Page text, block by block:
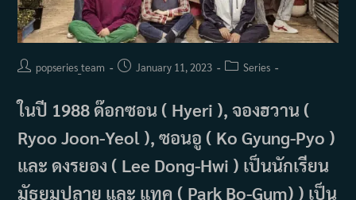
Postpopseries_team
PostJanuary 11, 2023
PostSeries
ในปี 1988 ด๊อกซอน ( Hyeri ), จองฮวาน (
Ryoo Joon-Yeol ), ซอนอู ( Ko Gyung-Pyo )
และ ดงรยอง ( Lee Dong-Hwi ) เป็นนักเรียน
มัธยมปลาย และ แทค ( Park Bo-Gum) ) เป็น